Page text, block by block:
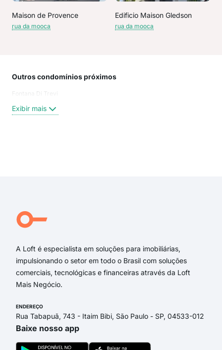
Maison de Provence
rua da mooca
Edificio Maison Gledson
rua da mooca
Outros condomínios próximos
Fontana Di Trevi
Exibir mais
A Loft é especialista em soluções para imobiliárias,
impulsionando o setor em todo o Brasil com soluções
comerciais, tecnológicas e financeiras através da Loft
Mais Negócio.
ENDEREÇO
Rua Tabapuã, 743 - Itaim Bibi, São Paulo - SP, 04533-012
Baixe nosso app